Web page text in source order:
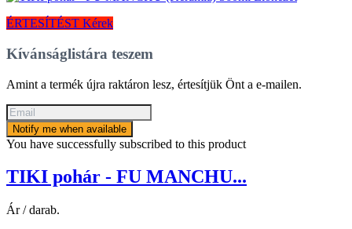
ÉRTESÍTÉST Kérek
Kívánságlistára teszem
Amint a termék újra raktáron lesz, értesítjük Önt a e-mailen.
Notify me when available
You have successfully subscribed to this product
TIKI pohár - FU MANCHU...
Ár / darab.